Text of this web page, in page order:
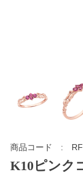
商品コード
K10ピンク